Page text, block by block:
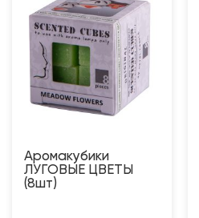
Аромакубики
ЛУГОВЫЕ ЦВЕТЫ
(8шт)